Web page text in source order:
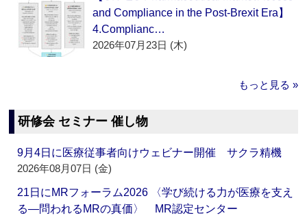
and Compliance in the Post-Brexit Era】
4.Complianc…
2026年07月23日 (木)
もっと見る »
研修会 セミナー 催し物
9月4日に医療従事者向けウェビナー開催 サクラ精機
2026年08月07日 (金)
21日にMRフォーラム2026 〈学び続ける力が医療を支え
る―問われるMRの真価〉 MR認定センター